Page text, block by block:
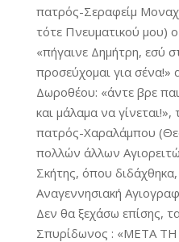
πατρός-Σεραφείμ
τότε Πνευματικού μου)
«πήγαινε Δημήτρη, εσύ
προσεύχομαι για σένα!»
Δωροθέου: «άντε βρε
και μάλαμα να
πατρός-Χαραλάμπου
πολλών άλλων
Σκήτης, όπου
Αναγεννησιακή
Δεν θα ξεχάσω επίσης,
Σπυρίδωνος : «ΜΕΤΑ